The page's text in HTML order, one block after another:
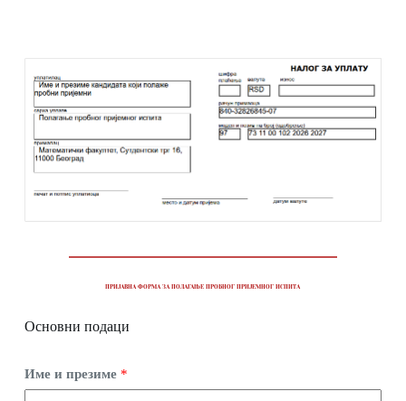
ПРИЈАВНА ФОРМА ЗА ПОЛАГАЊЕ ПРОБНОГ ПРИЈЕМНОГ ИСПИТА
Основни подаци
Име и презиме *